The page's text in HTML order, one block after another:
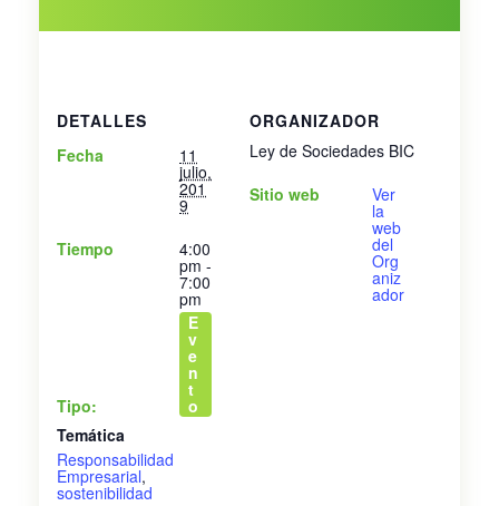
DETALLES
Fecha
11
julio,
201
9
Tiempo
4:00
pm -
7:00
pm
Tipo:
E
v
e
n
t
o
Temática
Responsabilidad
Empresarial,
sostenibilidad
ORGANIZADOR
Ley de Sociedades BIC
Sitio web
Ver
la
web
del
Org
aniz
ador